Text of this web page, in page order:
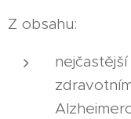
Z obsahu: